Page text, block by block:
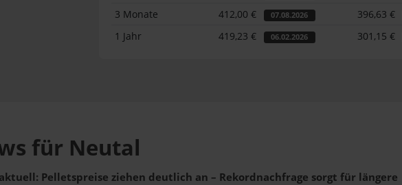
3 Monate 412,00 € 07.08.2026 396,63 €
1 Jahr 419,23 € 06.02.2026 301,15 €
für Neutal
Pelletspreise ziehen deutlich an – Rekordnachfrage sorgt für längere